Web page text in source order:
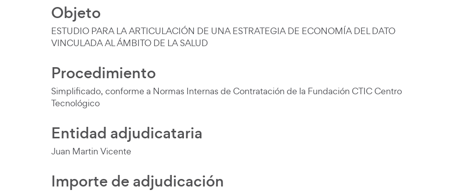
Contenido de la licitación
Objeto
ESTUDIO PARA LA ARTICULACIÓN DE UNA ESTRATEGIA DE ECONOMÍA DEL DATO
VINCULADA AL ÁMBITO DE LA SALUD
Procedimiento
Simplificado, conforme a Normas Internas de Contratación de la Fundación CTIC Centro
Tecnológico
Entidad adjudicataria
Juan Martin Vicente
Importe de adjudicación